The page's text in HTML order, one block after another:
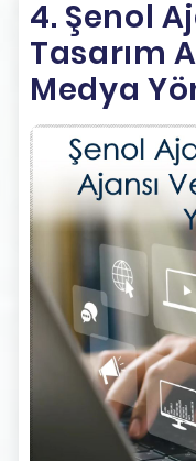
4. Şenol
Tasarım
Medya